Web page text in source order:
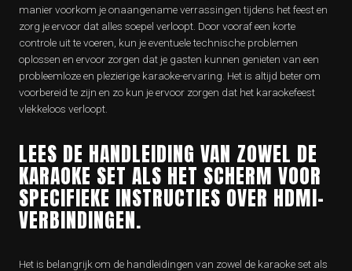
manier voorkom je onaangename verrassingen tijdens het feest en
zorg je ervoor dat alles soepel verloopt. Door vooraf een korte
controle uit te voeren, kun je eventuele technische problemen
oplossen en ervoor zorgen dat je gasten kunnen genieten van een
probleemloze en plezierige karaoke-ervaring. Het is altijd beter om
voorbereid te zijn en zo kun je ervoor zorgen dat het karaokefeest
vlekkeloos verloopt.
LEES DE HANDLEIDING VAN ZOWEL DE
KARAOKE SET ALS HET SCHERM VOOR
SPECIFIEKE INSTRUCTIES OVER HDMI-
VERBINDINGEN.
Het is belangrijk om de handleidingen van zowel de karaoke set als